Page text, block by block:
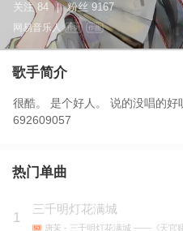
关注 84 | 粉丝 9167
网易音乐人 作词 作曲
歌手简介
很酷。 是个好人。 说的没唱的好
692609057
热门单曲
1
三千明灯花满城
唐茉 - 三千明灯花满城 ——《天官